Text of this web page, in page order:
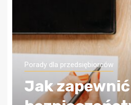
Porady dla przedsiębiorców
Jak